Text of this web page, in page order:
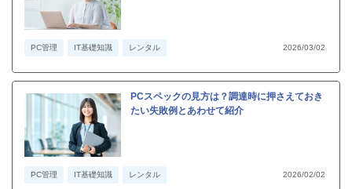
PC管理 IT基礎知識 レンタル 2026/03/02
PCスペックの見方は？調達時に押さえておき
たい失敗例とあわせて紹介
PC管理 IT基礎知識 レンタル 2026/02/02